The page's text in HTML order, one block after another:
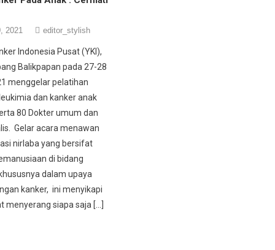
2021 editor_stylish
Indonesia Pusat (YKI),
Balikpapan pada 27-28
menggelar pelatihan
dan kanker anak
80 Dokter umum dan
Gelar acara menawan
nirlaba yang bersifat
di bidang
dalam upaya
kanker, ini menyikapi
menyerang siapa saja […]